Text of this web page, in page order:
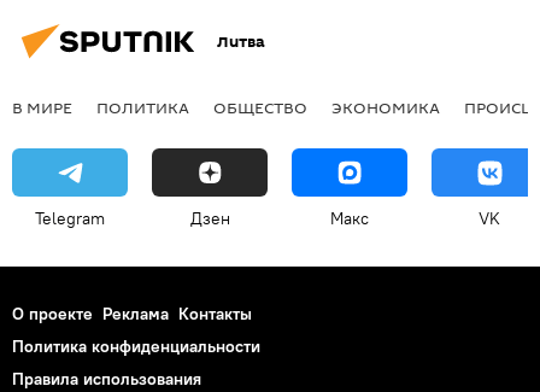
Литва
В МИРЕ ПОЛИТИКА ОБЩЕСТВО ЭКОНОМИКА
Telegram Дзен Макс VK
О проекте Реклама Контакты
Политика конфиденциальности
Правила использования